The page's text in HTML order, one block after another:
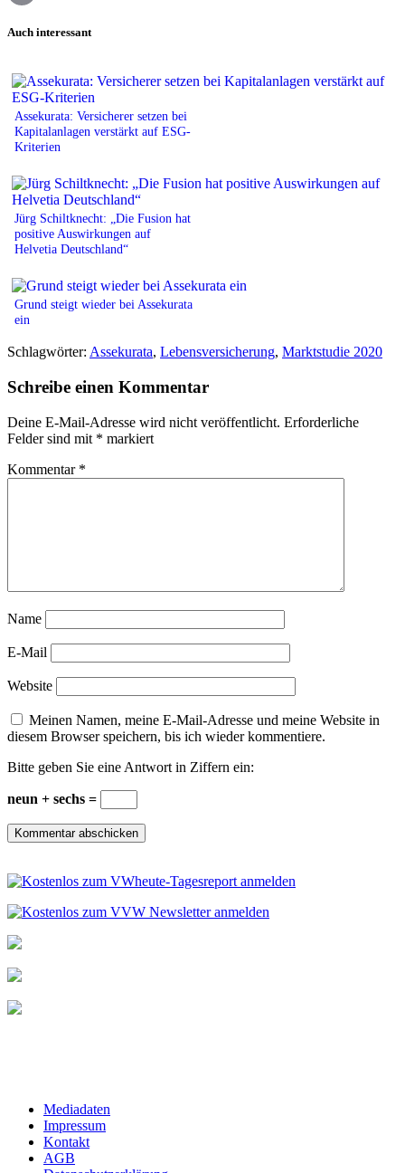
Auch interessant
Assekurata: Versicherer setzen bei
Kapitalanlagen verstärkt auf ESG-
Kriterien
Jürg Schiltknecht: „Die Fusion hat
positive Auswirkungen auf
Helvetia Deutschland“
Grund steigt wieder bei Assekurata
ein
Schlagwörter: Assekurata, Lebensversicherung, Marktstudie 2020
Schreibe einen Kommentar
Deine E-Mail-Adresse wird nicht veröffentlicht. Erforderliche
Felder sind mit * markiert
Kommentar *
Name
E-Mail
Website
Meinen Namen, meine E-Mail-Adresse und meine Website in
diesem Browser speichern, bis ich wieder kommentiere.
Bitte geben Sie eine Antwort in Ziffern ein:
neun + sechs =
Mediadaten
Impressum
Kontakt
AGB